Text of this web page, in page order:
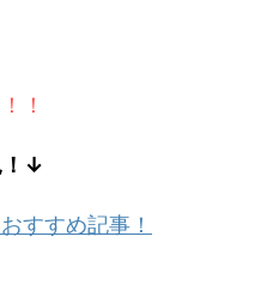
！
！↓
すすめ記事！